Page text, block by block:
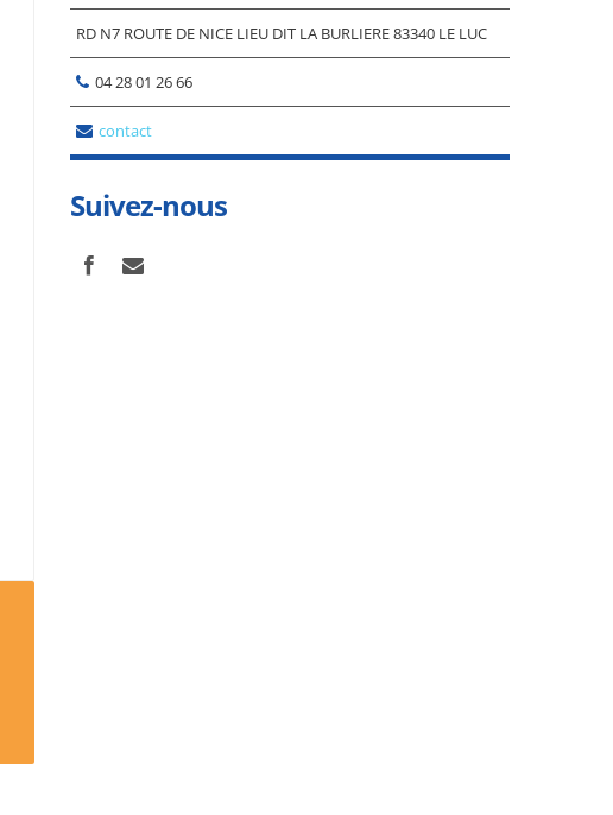
RD N7 ROUTE DE NICE LIEU DIT LA BURLIERE 83340 LE LUC
04 28 01 26 66
contact
Suivez-nous